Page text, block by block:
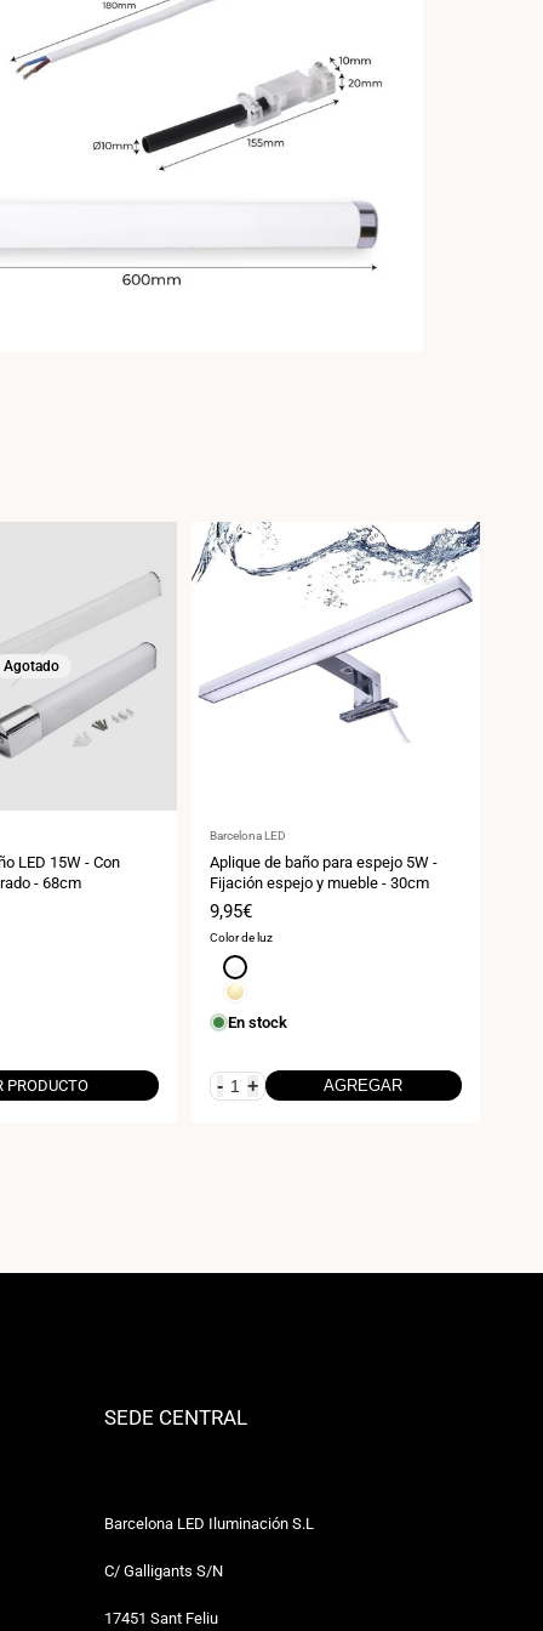
Agotado
LED 15W - Con
- 68cm
PRODUCTO
Proveedor:
Barcelona LED
Aplique de baño para espejo 5W -
Fijación espejo y mueble - 30cm
Precio
de
venta
9,95€
Color de luz
Blanco
neutro
Blanco
cálido
3000K
En stock
- + AGREGAR
SEDE CENTRAL
Barcelona LED Iluminación S.L
C/ Galligants S/N
17451 Sant Feliu